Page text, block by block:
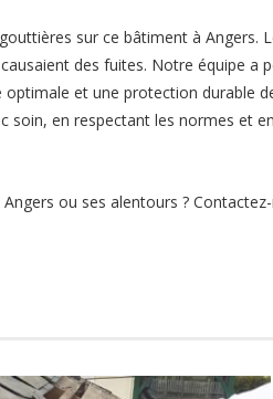
sur ce bâtiment à Angers.
des fuites. Notre équipe a
et une protection durable
soin, en respectant les normes et
ou ses alentours ?